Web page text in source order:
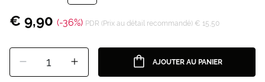
€ 9,90 (-36%) PDR (Prix au détail recommandé) € 15,50
1 AJOUTER AU PANIER